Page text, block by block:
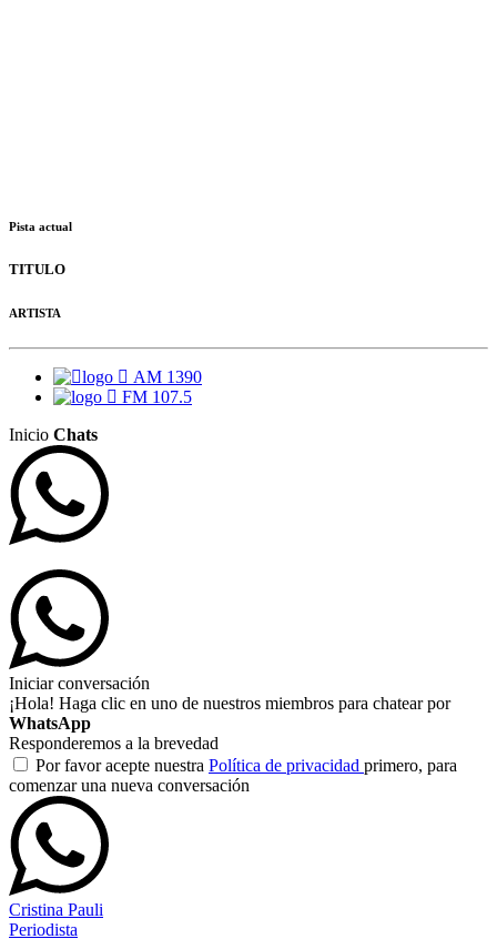
Pista actual
TITULO
ARTISTA
AM 1390
FM 107.5
Inicio Chats
Iniciar conversación
¡Hola! Haga clic en uno de nuestros miembros para chatear por
WhatsApp
Responderemos a la brevedad
Por favor acepte nuestra Política de privacidad primero, para
comenzar una nueva conversación
Cristina Pauli
Periodista